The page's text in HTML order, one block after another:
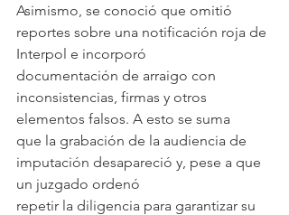
Asimismo, se conoció que omitió
reportes sobre una notificación roja de
Interpol e incorporó
documentación de arraigo con
inconsistencias, firmas y otros
elementos falsos. A esto se suma
que la grabación de la audiencia de
imputación desapareció y, pese a que
un juzgado ordenó
repetir la diligencia para garantizar su